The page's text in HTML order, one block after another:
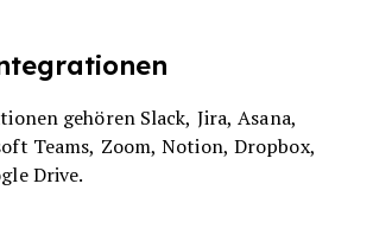
gehören Slack, Jira, Asana,
Teams, Zoom, Notion, Dropbox,
Drive.